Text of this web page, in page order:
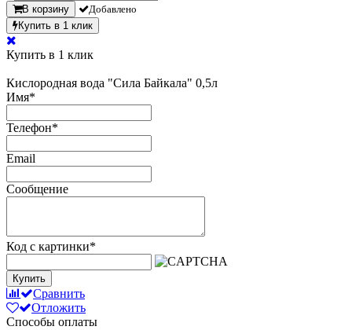
В корзину
Добавлено
Купить в 1 клик
Купить в 1 клик
Кислородная вода "Сила Байкала" 0,5л
Имя*
Телефон*
Email
Сообщение
Код с картинки*
Купить
Сравнить
Отложить
Способы оплаты